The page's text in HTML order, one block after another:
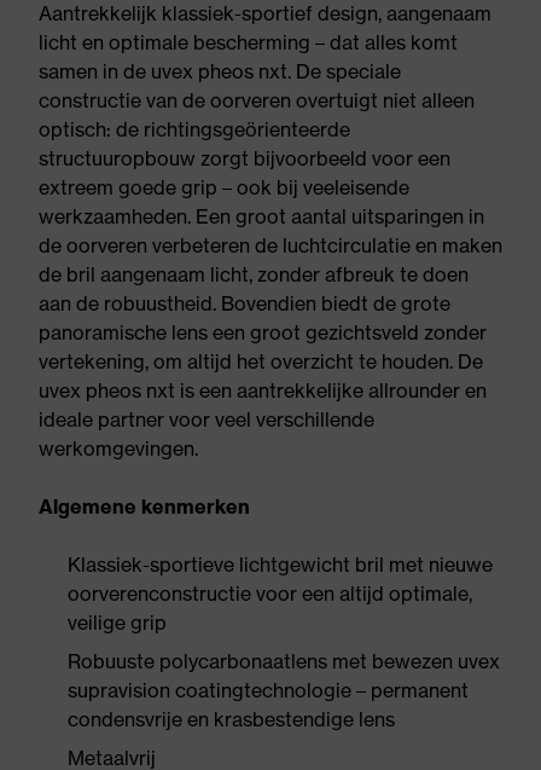
Aantrekkelijk klassiek-sportief design, aangenaam
licht en optimale bescherming – dat alles komt
samen in de uvex pheos nxt. De speciale
constructie van de oorveren overtuigt niet alleen
optisch: de richtingsgeörienteerde
structuuropbouw zorgt bijvoorbeeld voor een
extreem goede grip – ook bij veeleisende
werkzaamheden. Een groot aantal uitsparingen in
de oorveren verbeteren de luchtcirculatie en maken
de bril aangenaam licht, zonder afbreuk te doen
aan de robuustheid. Bovendien biedt de grote
panoramische lens een groot gezichtsveld zonder
vertekening, om altijd het overzicht te houden. De
uvex pheos nxt is een aantrekkelijke allrounder en
ideale partner voor veel verschillende
werkomgevingen.
Algemene kenmerken
Klassiek-sportieve lichtgewicht bril met nieuwe
oorverenconstructie voor een altijd optimale,
veilige grip
Robuuste polycarbonaatlens met bewezen uvex
supravision coatingtechnologie – permanent
condensvrije en krasbestendige lens
Metaalvrij